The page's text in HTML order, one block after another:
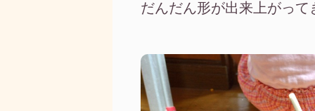
だんだん形が出来上がって